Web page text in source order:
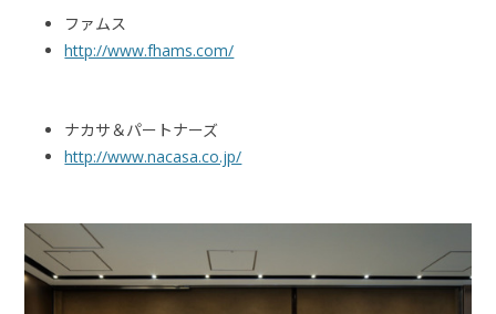
ファムス
http://www.fhams.com/
ナカサ＆パートナーズ
http://www.nacasa.co.jp/